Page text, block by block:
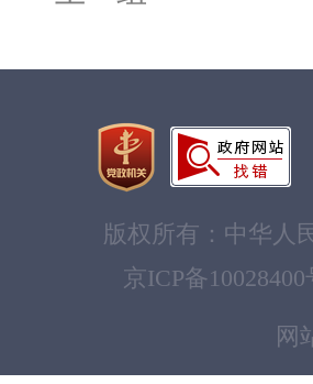
版权所有：中华人
京ICP备10028400
网